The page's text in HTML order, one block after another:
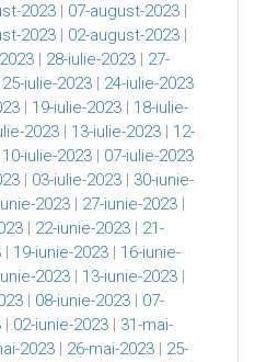
2023 | 07-august-2023 |
2023 | 02-august-2023 |
| 28-iulie-2023 | 27-
25-iulie-2023 | 24-iulie-2023
| 19-iulie-2023 | 18-iulie-
2023 | 13-iulie-2023 | 12-
10-iulie-2023 | 07-iulie-2023
| 03-iulie-2023 | 30-iunie-
2023 | 27-iunie-2023 |
| 22-iunie-2023 | 21-
| 19-iunie-2023 | 16-iunie-
2023 | 13-iunie-2023 |
| 08-iunie-2023 | 07-
| 02-iunie-2023 | 31-mai-
2023 | 26-mai-2023 | 25-